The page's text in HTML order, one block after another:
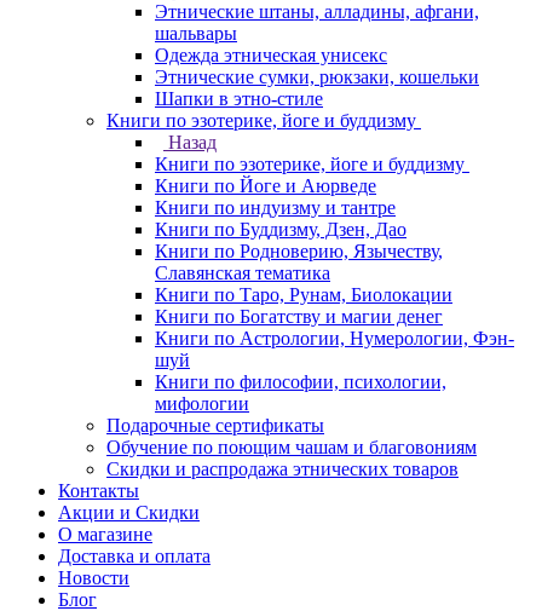
Этнические штаны, алладины, афгани,
шальвары
Одежда этническая унисекс
Этнические сумки, рюкзаки, кошельки
Шапки в этно-стиле
Книги по эзотерике, йоге и буддизму
Назад
Книги по эзотерике, йоге и буддизму
Книги по Йоге и Аюрведе
Книги по индуизму и тантре
Книги по Буддизму, Дзен, Дао
Книги по Родноверию, Язычеству,
Славянская тематика
Книги по Таро, Рунам, Биолокации
Книги по Богатству и магии денег
Книги по Астрологии, Нумерологии, Фэн-
шуй
Книги по философии, психологии,
мифологии
Подарочные сертификаты
Обучение по поющим чашам и благовониям
Скидки и распродажа этнических товаров
Контакты
Акции и Скидки
О магазине
Доставка и оплата
Новости
Блог